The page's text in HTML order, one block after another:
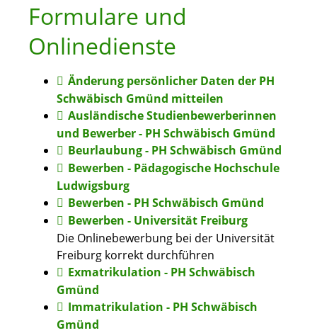
Formulare und
Onlinedienste
Änderung persönlicher Daten der PH
Schwäbisch Gmünd mitteilen
Ausländische Studienbewerberinnen
und Bewerber - PH Schwäbisch Gmünd
Beurlaubung - PH Schwäbisch Gmünd
Bewerben - Pädagogische Hochschule
Ludwigsburg
Bewerben - PH Schwäbisch Gmünd
Bewerben - Universität Freiburg
Die Onlinebewerbung bei der Universität
Freiburg korrekt durchführen
Exmatrikulation - PH Schwäbisch
Gmünd
Immatrikulation - PH Schwäbisch
Gmünd